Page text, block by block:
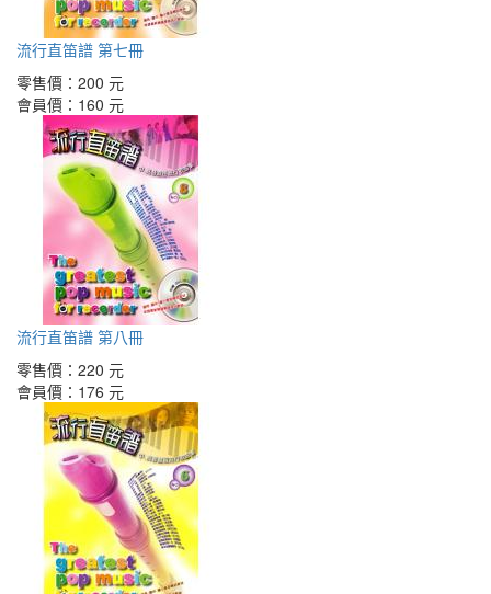
流行直笛譜 第七冊
零售價： 200 元
會員價： 160 元
流行直笛譜 第八冊
零售價： 220 元
會員價： 176 元